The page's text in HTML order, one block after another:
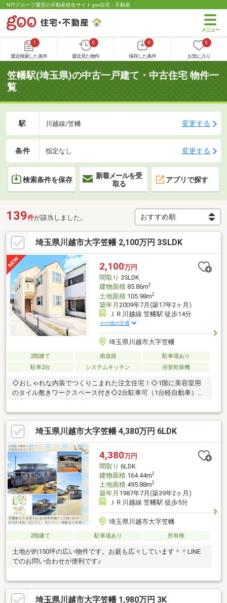
NTTグループ運営の不動産総合サイト goo住宅・不動産
1
最近検索した条件
0
最近見た物件
0
保存した条件
0
お気に入り
笠幡駅(埼玉県)の中古一戸建て・中古住宅 物件一
覧
駅 川越線/笠幡 変更する
条件 指定なし 変更する
検索条件を保存
新着メールを受
取る
アプリで探す
139件が該当しました。
埼玉県川越市大字笠幡 2,100万円 3SLDK
2,100万円
間取り 3SLDK
建物面積85.86m2
土地面積105.98m2
築年月 2009年7月(築17年2ヶ月)
ＪＲ川越線 笠幡駅 徒歩14分
その他の交通
埼玉県川越市大字笠幡
2階建て 南道路
駐車場あり
駐車2台
システムキッチン 浴室乾燥機
◇おしゃれな内装でつくりこまれた注文住宅！◇1階に美容室用
のタイル敷きワークスペース付き◇2台駐車可（1台軽自動車）◇
埼玉県川越市大字笠幡 4,380万円 6LDK
4,380万円
間取り 6LDK
建物面積164.44m2
土地面積495.88m2
築年月 1987年7月(築39年2ヶ月)
ＪＲ川越線 笠幡駅 徒歩5分
埼玉県川越市大字笠幡
2階建て 駐車場あり 所有権
土地が約150坪の広い物件です。お庭も広々しています＾＾LINE
でのお問い合わせが便利です♪
埼玉県川越市大字笠幡 1,980万円 3K